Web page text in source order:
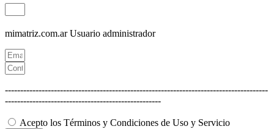
mimatriz.com.ar Usuario administrador
--------------------------------------------------------------------------------------
---------------------------------------------------
Acepto los Términos y Condiciones de Uso y Servicio